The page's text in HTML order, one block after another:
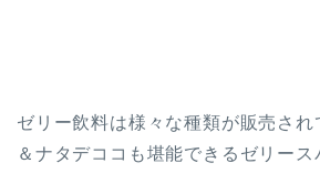
ゼリー飲料は様々な種類が販売され
＆ナタデココも堪能できるゼリー